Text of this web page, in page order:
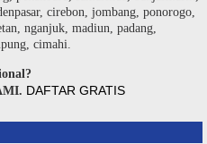
cirebon, jombang, ponorogo,
nganjuk, madiun, padang,
cimahi.
DAFTAR GRATIS